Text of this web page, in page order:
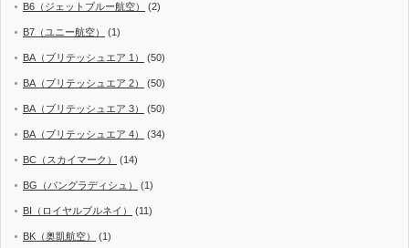
B6（ジェットブルー航空） (2)
B7（ユニー航空） (1)
BA（ブリテッシュエア 1） (50)
BA（ブリテッシュエア 2） (50)
BA（ブリテッシュエア 3） (50)
BA（ブリテッシュエア 4） (34)
BC（スカイマーク） (14)
BG（バングラディシュ） (1)
BI（ロイヤルブルネイ） (11)
BK（奥凱航空） (1)